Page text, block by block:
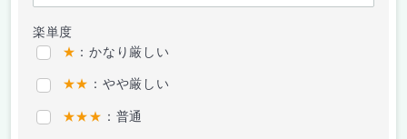
楽単度
★ ：かなり厳しい
★★ ：やや厳しい
★★★ ：普通